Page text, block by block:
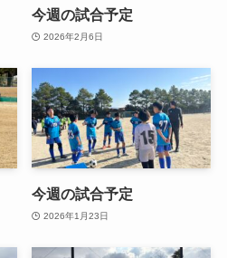
今週の試合予定
2026年2月6日
今週の試合予定
2026年1月23日